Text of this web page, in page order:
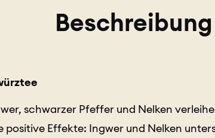
Beschreibung
schwarzer Pfeffer und Nelken
positive Effekte: Ingwer und Nelken